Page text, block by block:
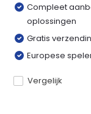
Compleet
oplossingen
Gratis
Europese
Vergelijk